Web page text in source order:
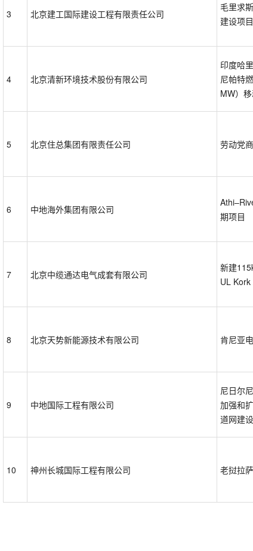
3 北京建工国际建设工程有限责任公司
毛里求
建设项目
4 北京清新环境技术股份有限公司
印度哈
尼帕特
MW）
5 北京住总集团有限责任公司 劳动党
6 中地海外集团有限公司
期项目
7 北京中缆通达电气成套有限公司
新建
UL
8 北京天势新能源技术有限公司 肯尼亚
9 中地国际工程有限公司
尼日尔
加强和
道网建
10 神州长城国际工程有限公司 老挝拉